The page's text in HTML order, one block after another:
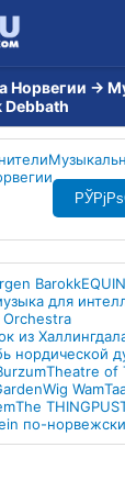
Норвегии →
Debbath
Barokk
для
Orchestra
из
нордической
Theatre of
Wig Wam
The THING
по-